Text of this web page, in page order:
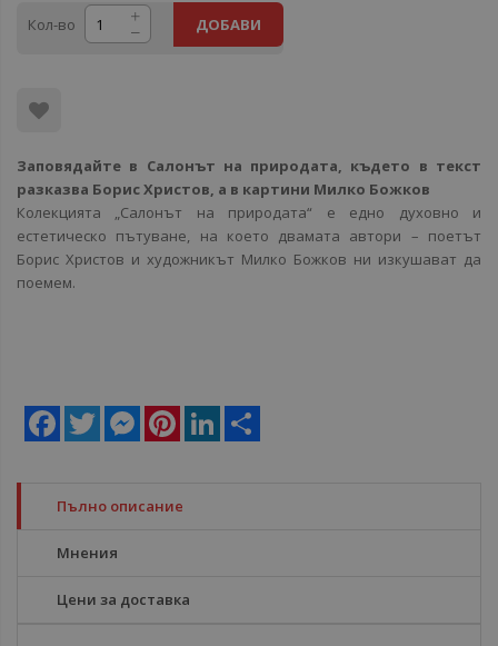
Кол-во ДОБАВИ
Заповядайте в Салонът на природата, където в текст
разказва Борис Христов, а в картини Милко Божков
Колекцията „Салонът на природата“ е едно духовно и
естетическо пътуване, на което двамата автори – поетът
Борис Христов и художникът Милко Божков ни изкушават да
поемем.
Facebook
Twitter MessengerPinterestLinkedIn
Пълно описание
Мнения
Цени за доставка